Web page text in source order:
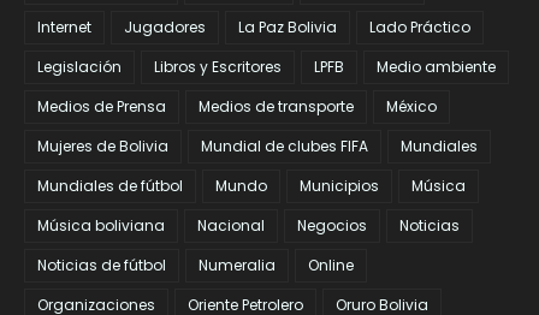
Internet
Jugadores La Paz Bolivia
Lado Práctico
Legislación
Libros y Escritores LPFB
Medio ambiente
Medios de Prensa
Medios de transporte
México
Mujeres de Bolivia
Mundial de clubes FIFA
Mundiales
Mundiales de fútbol
Mundo Municipios
Música
Música boliviana
Nacional Negocios
Noticias
Noticias de fútbol
Numeralia
Online
Organizaciones
Oriente Petrolero Oruro Bolivia